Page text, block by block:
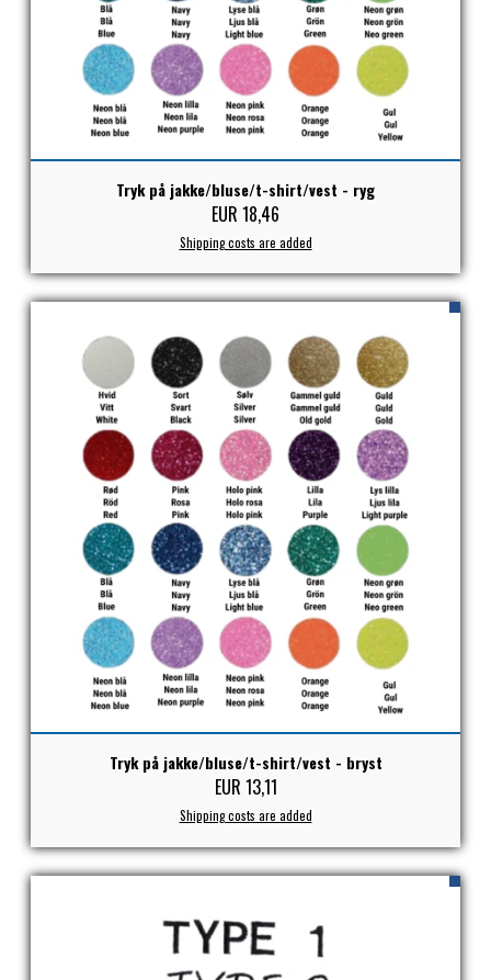
STAR TACK
STUD MUFFIN
TIMER GPS
TKO
WALDHAUSEN
WALSH
ZILCO
QHP -BRANDS OF Q
PREMIER EQUINE INSEKTBESKYTTELSE
Tryk på jakke/bluse/t-shirt/vest - ryg
EUR 18,46
Shipping costs are added
Tryk på jakke/bluse/t-shirt/vest - bryst
EUR 13,11
Shipping costs are added